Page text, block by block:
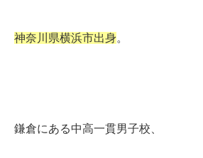
神奈川県横浜市出身。
鎌倉にある中高一貫男子校、